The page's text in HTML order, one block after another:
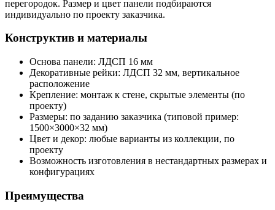
перегородок. Размер и цвет панели подбираются
индивидуально по проекту заказчика.
Конструктив и материалы
Основа панели: ЛДСП 16 мм
Декоративные рейки: ЛДСП 32 мм, вертикальное
расположение
Крепление: монтаж к стене, скрытые элементы (по
проекту)
Размеры: по заданию заказчика (типовой пример:
1500×3000×32 мм)
Цвет и декор: любые варианты из коллекции, по
проекту
Возможность изготовления в нестандартных размерах и
конфигурациях
Преимущества